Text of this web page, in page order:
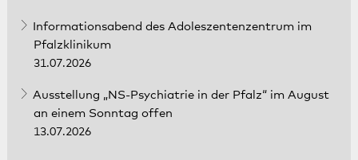
Informationsabend des Adoleszentenzentrum im
Pfalzklinikum
31.07.2026
Ausstellung „NS-Psychiatrie in der Pfalz“ im August
an einem Sonntag offen
13.07.2026